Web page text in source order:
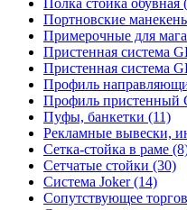
Портновские
Примерочные для
Пристенная система
Пристенная система
Профиль
Профиль пристенный
Пуфы, банкетки (11)
Рекламные вывески,
Сетка-стойка в раме
Сетчатые стойки (30)
Система Joker (14)
Сопутствующее